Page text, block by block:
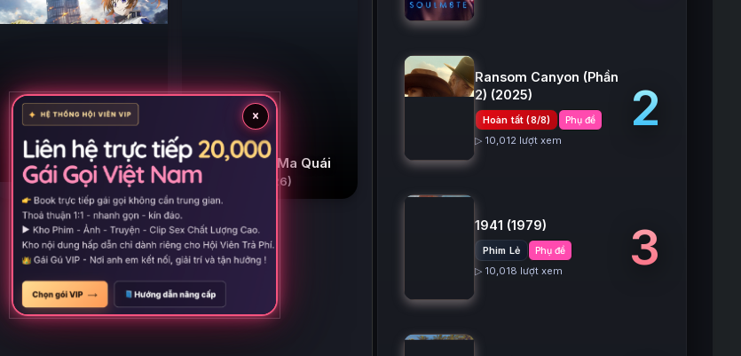
Thiếu Nữ Phép Thuật
Nanoha EXCEEDS
(2026)
Đồng Dao Ma Quái
(2026)
Ransom Canyon (Phần
2) (2025)
Hoàn tất (8/8) Phụ đề
▷ 10,012 lượt xem
2
1941 (1979)
Phim Lẻ Phụ đề
▷ 10,018 lượt xem 3
×